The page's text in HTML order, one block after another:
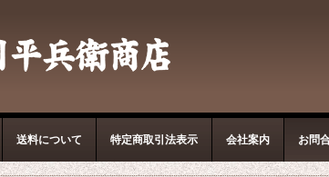
送料について 特定商取引法表示 会社案内 お問